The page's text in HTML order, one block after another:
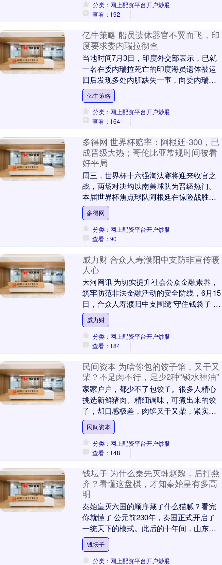
分类：网上配资平台开户炒股
查看：192
亿牛策略 船员遗体器官不翼而飞，印
度要求委内瑞拉彻查
当地时间7月3日，印度外交部表示，已就
一名在委内瑞拉死亡的印度海员遗体被运
回后发现多处内脏缺失一事，向委内瑞拉
有关部门提出交涉，并要求对该事件“紧急
展开调查”。....
亿牛策略
分类：网上配资平台开户炒股
查看：164
多得网 世界杯赔率：阿根廷-300，已
成晋级大热；哥伦比亚常规时间被看
好平局
周三，世界杯十六强淘汰赛将迎来收官之
战，两场对决均以南美球队为晋级热门。
本届世界杯焦点球队阿根廷在惊险战胜佛
得角后再度登场，而哥伦比亚与瑞士将展
开纸面实力最为接....
多得网
分类：网上配资平台开户炒股
查看：90
威力财 合众人寿濮阳中支防非宣传暖
人心
大河网讯 为切实提升社会公众金融素养，
筑牢防范非法金融活动的安全防线，6月15
日，合众人寿濮阳中支围绕“守住钱袋子 护
好幸福家”主题，开展了系列接地气、有温
度的....
威力财
分类：网上配资平台开户炒股
查看：184
民间资本 为啥你包的饺子馅，又干又
柴？不是肉不行，是少2种“锁水神油”
家家户户，都少不了包饺子。很多人精心
挑选新鲜猪肉、精细调味，可煮出来的饺
子，却口感极差，肉馅又干又柴，紧实发
硬、毫无汁水，吃起来干涩噎人。 不少人
误以为，是猪肉....
民间资本
分类：网上配资平台开户炒股
查看：148
钱坛子 为什么秦先灭韩赵魏，后打燕
齐？看懂这盘棋，才知秦始皇有多高
明
秦始皇灭六国的顺序藏了什么猫腻？看完
你就懂了 公元前230年，秦国正式开启了
一统天下的模式。此后的十年间，山东六
国一个接一个倒下。到了公元前221年，随
着齐国归....
钱坛子
分类：网上配资平台开户炒股